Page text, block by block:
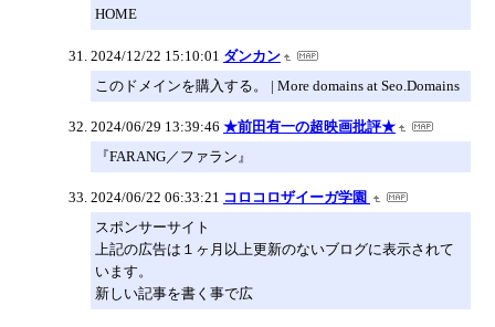
HOME
2024/12/22 15:10:01 ダンカン
このドメインを購入する。 | More domains at Seo.Domains
2024/06/29 13:39:46 ★前田有一の超映画批評★
『FARANG／ファラン』
2024/06/22 06:33:21 コロコロザイーガ学園
スポンサーサイト
上記の広告は１ヶ月以上更新のないブログに表示されて
います。
新しい記事を書く事で広